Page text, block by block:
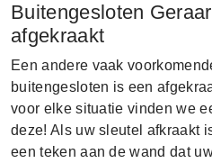
Buitengesloten
afgekraakt
Een andere vaak
buitengesloten is een
voor elke situatie vinden we
deze! Als uw sleutel afkraakt
een teken aan de wand dat